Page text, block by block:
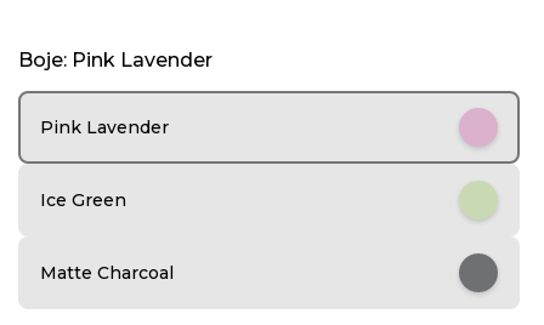
e
Boje: Pink Lavender
Pink Lavender
Ice Green
Matte Charcoal